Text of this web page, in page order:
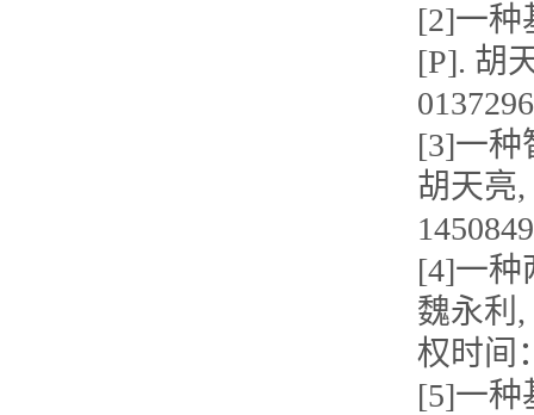
[2]一种
[P]. 胡
[3]一种
胡天亮,
[4]一种
魏永利,
权时间
[5]一种